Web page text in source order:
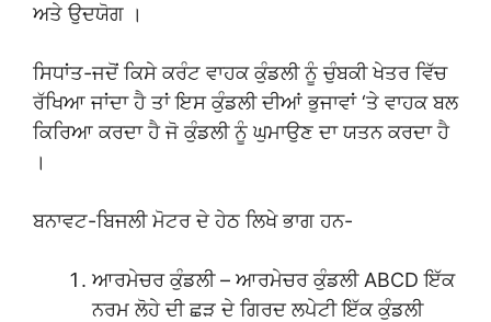
ਅਤੇ ਉਦਯੋਗ ।
ਸਿਧਾਂਤ-ਜਦੋਂ ਕਿਸੇ ਕਰੰਟ ਵਾਹਕ ਕੁੰਡਲੀ ਨੂੰ ਚੁੰਬਕੀ ਖੇਤਰ ਵਿੱਚ
ਰੱਖਿਆ ਜਾਂਦਾ ਹੈ ਤਾਂ ਇਸ ਕੁੰਡਲੀ ਦੀਆਂ ਭੁਜਾਵਾਂ ‘ਤੇ ਵਾਹਕ ਬਲ
ਕਿਰਿਆ ਕਰਦਾ ਹੈ ਜੋ ਕੁੰਡਲੀ ਨੂੰ ਘੁਮਾਉਣ ਦਾ ਯਤਨ ਕਰਦਾ ਹੈ
।
ਬਨਾਵਟ-ਬਿਜਲੀ ਮੋਟਰ ਦੇ ਹੇਠ ਲਿਖੇ ਭਾਗ ਹਨ-
ਆਰਮੇਚਰ ਕੁੰਡਲੀ – ਆਰਮੇਚਰ ਕੁੰਡਲੀ ABCD ਇੱਕ
ਨਰਮ ਲੋਹੇ ਦੀ ਛੜ ਦੇ ਗਿਰਦ ਲਪੇਟੀ ਇੱਕ ਕੁੰਡਲੀ